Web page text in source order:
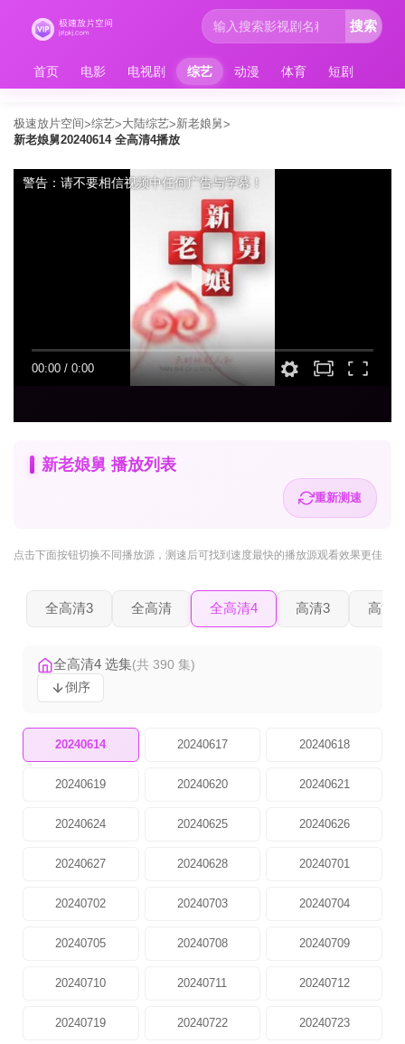
首页 电影 电视剧 综艺 动漫 体育 短剧
搜索
极速放片空间>综艺>大陆综艺>新老娘舅>
新老娘舅20240614 全高清4播放
00:00 / 0:00
警告：请不要相信视频中任何广告与字幕！
新老娘舅 播放列表
重新测速
点击下面按钮切换不同播放源 ，测速后可找到速度最快的播放源观看效果更佳
全高清3 全高清 全高清4 高清3 高清2
全高清4 选集(共 390 集)
倒序
20240614 20240617 20240618
20240619 20240620 20240621
20240624 20240625 20240626
20240627 20240628 20240701
20240702 20240703 20240704
20240705 20240708 20240709
20240710 20240711 20240712
20240719 20240722 20240723